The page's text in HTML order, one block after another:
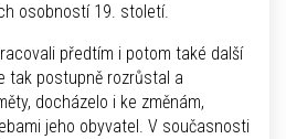
osobností 19. století.
předtím i potom také další
tak postupně rozrůstal a
docházelo i ke změnám,
jeho obyvatel. V současnosti